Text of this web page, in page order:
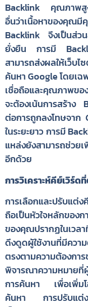
Backlink คุณภาพสูง
อื่นว่าเนื้อหาของคุณมี
Backlink จึงเป็นส่
ยั่งยืน การมี
สามารถส่งผลให้เว็บ
ค้นหา Google โดยเฉ
เชื่อถือและคุณภาพขอ
จะต้องเน้นการสร้าง
ต่อการถูกลงโทษจาก
ในระยะยาว การมี
แหล่งยังสามารถช่วยเ
อีกด้วย
การวิเคราะห์คีย์เวิร์
การเลือกและปรับแ
ถือเป็นหัวใจหลักของก
ของคุณปรากฏในเวล
ดึงดูดผู้ใช้งานที่มีควา
ตรงตามความต้องการ
พิจารณาความหมายที่
การค้นหา เพื่อเพิ่มโ
ค้นหา การปรับแต่ง